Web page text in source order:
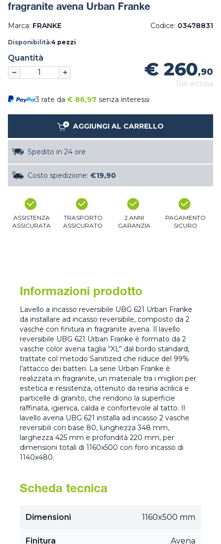
fragranite avena Urban Franke
Marca: FRANKE Codice: 03478831
Disponibilità:4 pezzi
Quantità
€ 260,90
IVA inclusa
3 rate da € 86,97 senza interessi
AGGIUNGI AL CARRELLO
Spedito in 24 ore
Costo spedizione: €19,90
ASSISTENZA
ASSICURATA
TRASPORTO
ASSICURATO
2 ANNI
GARANZIA
PAGAMENTO
SICURO
Informazioni prodotto
Lavello a incasso reversibile UBG 621 Urban Franke
da installare ad incasso reversibile, composto da 2
vasche con finitura in fragranite avena. Il lavello
reversibile UBG 621 Urban Franke è formato da 2
vasche color avena taglia “XL” dal bordo standard,
trattate col metodo Sanitized che riduce del 99%
l’attacco dei batteri. La serie Urban Franke è
realizzata in fragranite, un materiale tra i migliori per
estetica e resistenza, ottenuto da resina acrilica e
particelle di granito, che rendono la superficie
raffinata, igienica, calda e confortevole al tatto. Il
lavello avena UBG 621 installa ad incasso 2 vasche
reversibili con base 80, lunghezza 348 mm,
larghezza 425 mm e profondità 220 mm, per
dimensioni totali di 1160x500 con foro incasso di
1140x480.
Scheda tecnica
Dimensioni 1160x500 mm
Finitura Avena